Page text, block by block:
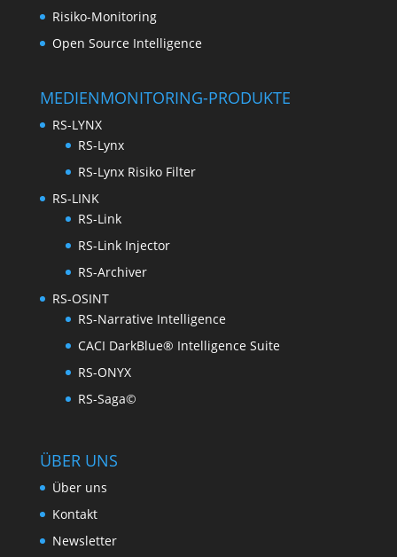
Risiko-Monitoring
Open Source Intelligence
MEDIENMONITORING-PRODUKTE
RS-LYNX
RS-Lynx
RS-Lynx Risiko Filter
RS-LINK
RS-Link
RS-Link Injector
RS-Archiver
RS-OSINT
RS-Narrative Intelligence
CACI DarkBlue® Intelligence Suite
RS-ONYX
RS-Saga©
ÜBER UNS
Über uns
Kontakt
Newsletter